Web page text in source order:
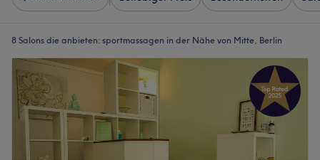
8 Salons die anbieten: sportmassagen in der Nähe von Mitte, Berlin